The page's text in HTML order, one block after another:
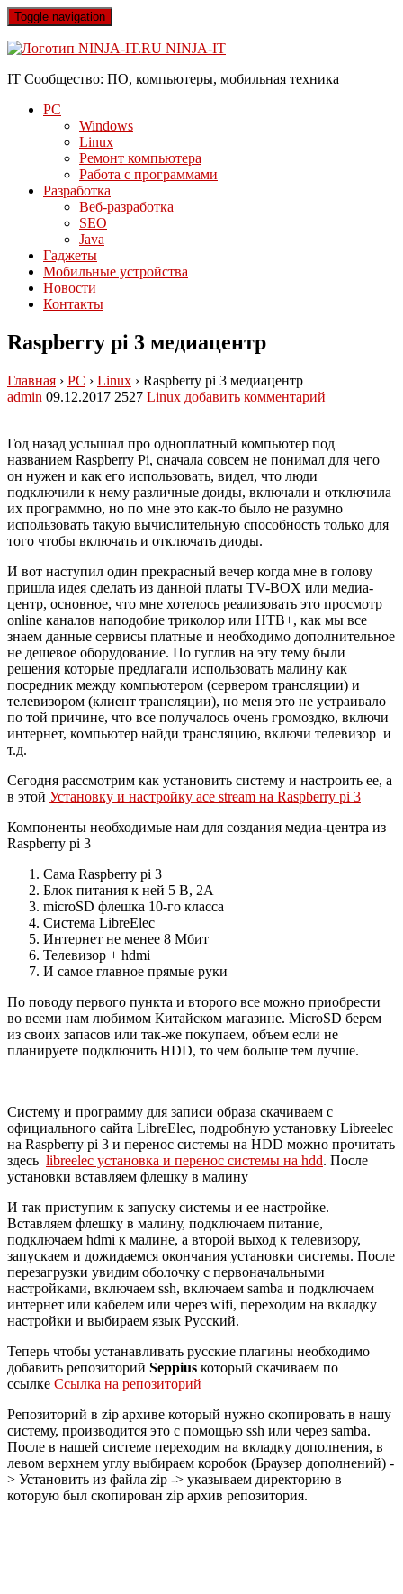
Toggle navigation
NINJA-IT
IT Сообщество: ПО, компьютеры, мобильная техника
PC
Windows
Linux
Ремонт компьютера
Работа с программами
Разработка
Веб-разработка
SEO
Java
Гаджеты
Мобильные устройства
Новости
Контакты
Raspberry pi 3 медиацентр
Главная › PC › Linux › Raspberry pi 3 медиацентр
admin 09.12.2017 2527 Linux добавить комментарий
Год назад услышал про одноплатный компьютер под
названием Raspberry Pi, сначала совсем не понимал для чего
он нужен и как его использовать, видел, что люди
подключили к нему различные доиды, включали и отключила
их программно, но по мне это как-то было не разумно
использовать такую вычислительную способность только для
того чтобы включать и отключать диоды.
И вот наступил один прекрасный вечер когда мне в голову
пришла идея сделать из данной платы TV-BOX или медиа-
центр, основное, что мне хотелось реализовать это просмотр
online каналов наподобие триколор или НТВ+, как мы все
знаем данные сервисы платные и необходимо дополнительное
не дешевое оборудование. По гуглив на эту тему были
решения которые предлагали использовать малину как
посредник между компьютером (сервером трансляции) и
телевизором (клиент трансляции), но меня это не устраивало
по той причине, что все получалось очень громоздко, включи
интернет, компьютер найди трансляцию, включи телевизор и
т.д.
Сегодня рассмотрим как установить систему и настроить ее, а
в этой Установку и настройку ace stream на Raspberry pi 3
Компоненты необходимые нам для создания медиа-центра из
Raspberry pi 3
Сама Raspberry pi 3
Блок питания к ней 5 B, 2A
microSD флешка 10-го класса
Система LibreElec
Интернет не менее 8 Мбит
Телевизор + hdmi
И самое главное прямые руки
По поводу первого пункта и второго все можно приобрести
во всеми нам любимом Китайском магазине. MicroSD берем
из своих запасов или так-же покупаем, объем если не
планируете подключить HDD, то чем больше тем лучше.
Систему и программу для записи образа скачиваем с
официального сайта LibreElec, подробную установку Libreelec
на Raspberry pi 3 и перенос системы на HDD можно прочитать
здесь libreelec установка и перенос системы на hdd. После
установки вставляем флешку в малину
И так приступим к запуску системы и ее настройке.
Вставляем флешку в малину, подключаем питание,
подключаем hdmi к малине, а второй выход к телевизору,
запускаем и дожидаемся окончания установки системы. После
перезагрузки увидим оболочку с первоначальными
настройками, включаем ssh, включаем samba и подключаем
интернет или кабелем или через wifi, переходим на вкладку
настройки и выбираем язык Русский.
Теперь чтобы устанавливать русские плагины необходимо
добавить репозиторий Seppius который скачиваем по
ссылке Ссылка на репозиторий
Репозиторий в zip архиве который нужно скопировать в нашу
систему, производится это с помощью ssh или через samba.
После в нашей системе переходим на вкладку дополнения, в
левом верхнем углу выбираем коробок (Браузер дополнений) -
> Установить из файла zip -> указываем директорию в
которую был скопирован zip архив репозитория.